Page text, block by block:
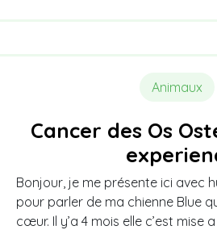
Animaux
Cancer des Os
Bonjour, je me présente ici avec
pour parler de ma chienne Blue
cœur. Il y’a 4 mois elle c’est mise